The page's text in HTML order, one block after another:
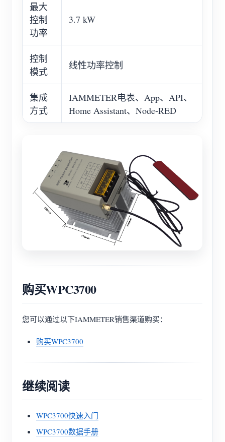
最大
控制
功率
3.7 kW
控制
模式
线性功率控制
集成
方式
IAMMETER电表、App、API、
Home Assistant、Node-RED
购买WPC3700
您可以通过以下IAMMETER销售渠道购买：
购买WPC3700
继续阅读
WPC3700快速入门
WPC3700数据手册